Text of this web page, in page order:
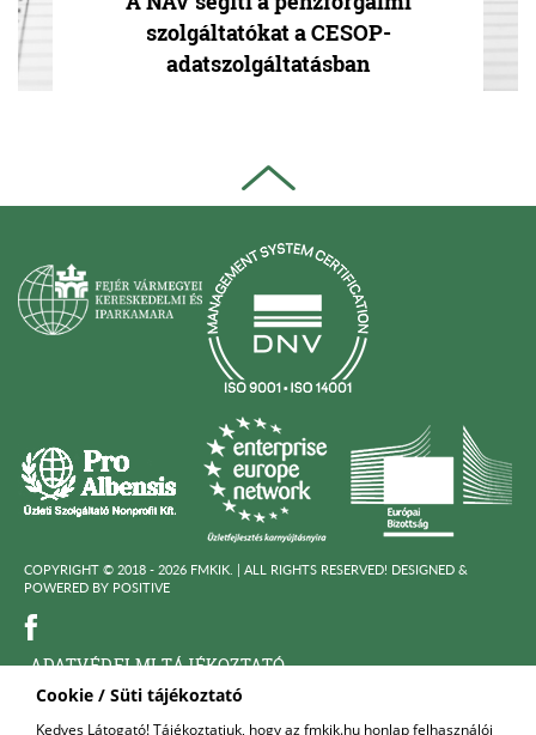
Cookie / Süti tájékoztató
Kedves Látogató! Tájékoztatjuk, hogy az fmkik.hu honlap felhasználói
szolgáltatókat a CESOP-
adatszolgáltatásban
COPYRIGHT © 2018 - 2026 FMKIK. | ALL RIGHTS RESERVED! DESIGNED &
POWERED BY POSITIVE
ADATVÉDELMI TÁJÉKOZTATÓ